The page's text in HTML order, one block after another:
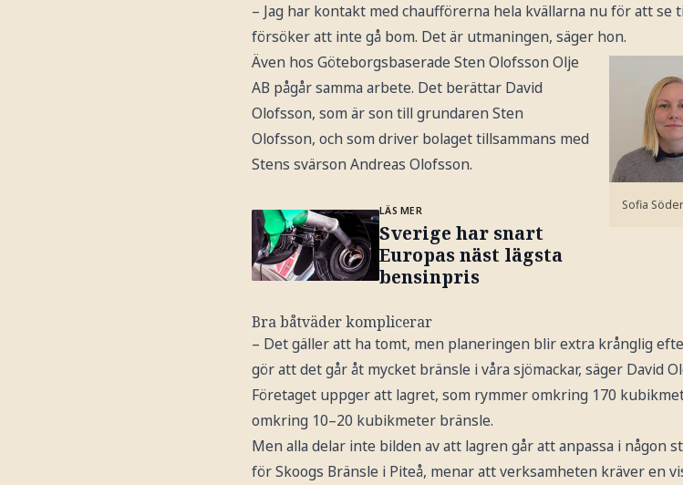
– Jag har kontakt med chaufförerna hela kvällarna nu för att se
försöker att inte gå bom. Det är utmaningen, säger hon.
Sofia
Även hos Göteborgsbaserade Sten Olofsson Olje
AB pågår samma arbete. Det berättar David
Olofsson, som är son till grundaren Sten
Olofsson, och som driver bolaget tillsammans med
Stens svärson Andreas Olofsson.
LÄS MER
Sverige har snart
Europas näst lägsta
bensinpris
Bra båtväder komplicerar
– Det gäller att ha tomt, men planeringen blir extra krånglig
gör att det går åt mycket bränsle i våra sjömackar, säger David
Företaget uppger att lagret, som rymmer omkring 170
omkring 10–20 kubikmeter bränsle.
Men alla delar inte bilden av att lagren går att anpassa i någon
för Skoogs Bränsle i Piteå, menar att verksamheten kräver en